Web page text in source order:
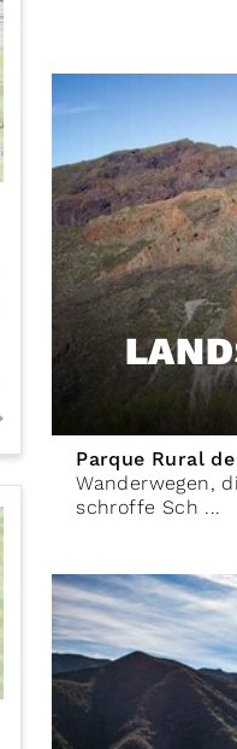
Parque Rural
Wanderwegen,
schroffe Sch ...